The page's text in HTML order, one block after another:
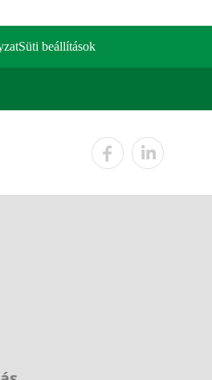
Süti beállítások